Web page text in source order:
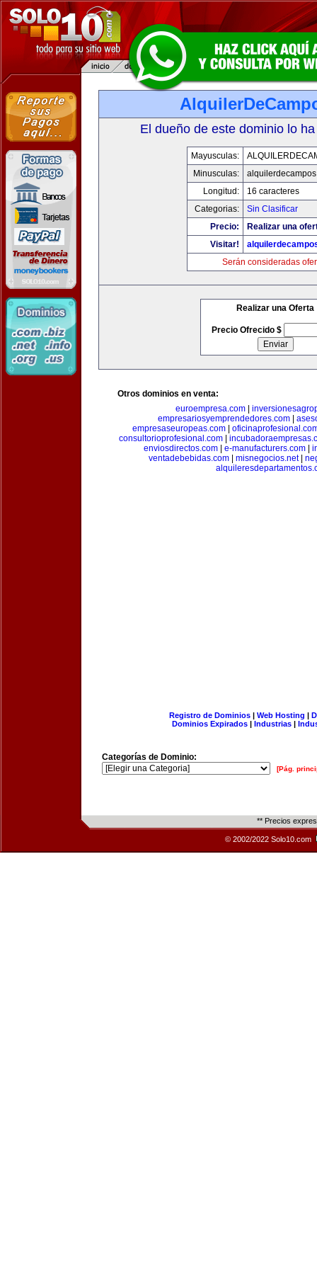
El dueño de este dominio lo
Mayusculas:
Minusculas:
Longitud:
16 caracteres
Categorias:
Sin Clasificar
Precio:
Realizar una
Visitar!
Serán consideradas
Realizar una Oferta
Precio Ofrecido $
Otros dominios en venta:
euroempresa.com
empresariosyemprendedores.com
empresaseuropeas.com
consultorioprofesional.com
enviosdirectos.com
e-manufacturers.com
ventadebebidas.com| misnegocios.net|
Registro de Dominios| Web Hosting |
Dominios Expirados | Industrias |
Categorías de Dominio:
[Pág.
** Precios
© 2002/2022 Solo10.com